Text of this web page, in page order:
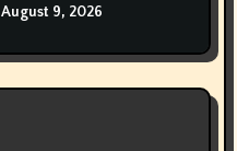
August 9, 2026